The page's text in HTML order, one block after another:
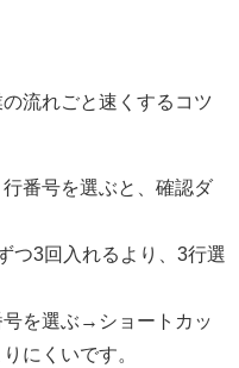
流れごと速くするコツ
行番号を選ぶと、確認ダ
つ3回入れるより、3行選
号を選ぶ→ショートカッ
にくいです。